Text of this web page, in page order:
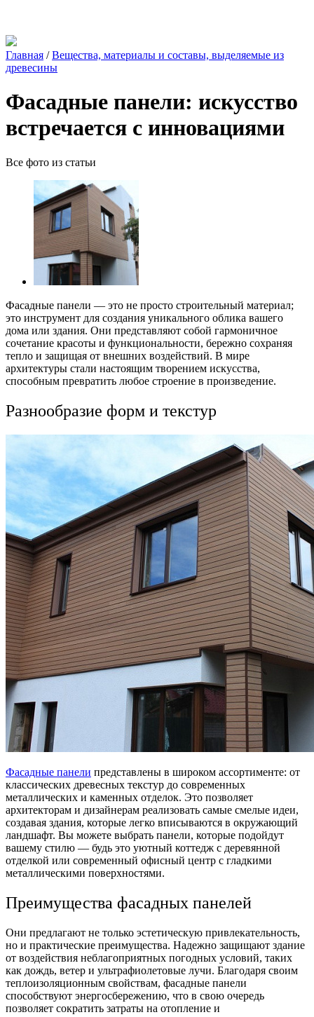
Главная /Вещества, материалы и составы, выделяемые из
древесины
Фасадные панели: искусство
встречается с инновациями
Все фото из статьи
Фасадные панели — это не просто строительный материал;
это инструмент для создания уникального облика вашего
дома или здания. Они представляют собой гармоничное
сочетание красоты и функциональности, бережно сохраняя
тепло и защищая от внешних воздействий. В мире
архитектуры стали настоящим творением искусства,
способным превратить любое строение в произведение.
Разнообразие форм и текстур
Фасадные панели представлены в широком ассортименте: от
классических древесных текстур до современных
металлических и каменных отделок. Это позволяет
архитекторам и дизайнерам реализовать самые смелые идеи,
создавая здания, которые легко вписываются в окружающий
ландшафт. Вы можете выбрать панели, которые подойдут
вашему стилю — будь это уютный коттедж с деревянной
отделкой или современный офисный центр с гладкими
металлическими поверхностями.
Преимущества фасадных панелей
Они предлагают не только эстетическую привлекательность,
но и практические преимущества. Надежно защищают здание
от воздействия неблагоприятных погодных условий, таких
как дождь, ветер и ультрафиолетовые лучи. Благодаря своим
теплоизоляционным свойствам, фасадные панели
способствуют энергосбережению, что в свою очередь
позволяет сократить затраты на отопление и